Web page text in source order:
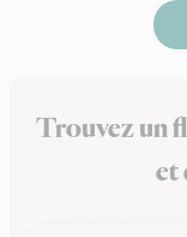
Trouvez un
et